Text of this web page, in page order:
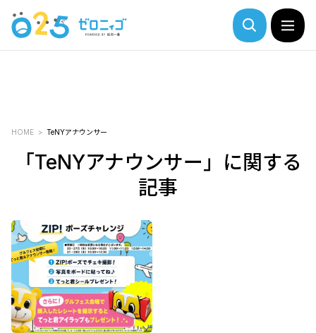
HOME TeNYアナウンサー
「TeNYアナウンサー」に関する
記事